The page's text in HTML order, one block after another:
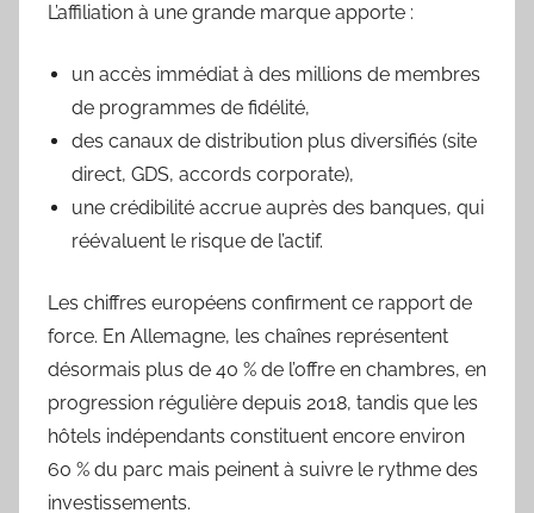
L’affiliation à une grande marque apporte :
un accès immédiat à des millions de membres
de programmes de fidélité,
des canaux de distribution plus diversifiés (site
direct, GDS, accords corporate),
une crédibilité accrue auprès des banques, qui
réévaluent le risque de l’actif.
Les chiffres européens confirment ce rapport de
force. En Allemagne, les chaînes représentent
désormais plus de 40 % de l’offre en chambres, en
progression régulière depuis 2018, tandis que les
hôtels indépendants constituent encore environ
60 % du parc mais peinent à suivre le rythme des
investissements.